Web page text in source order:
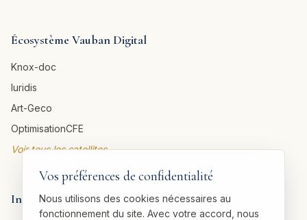
Écosystème Vauban Digital
Knox-doc
Iuridis
Art-Geco
OptimisationCFE
Voir tous les satellites →
Informations légales
Vos préférences de confidentialité
Nous utilisons des cookies nécessaires au
fonctionnement du site. Avec votre accord, nous